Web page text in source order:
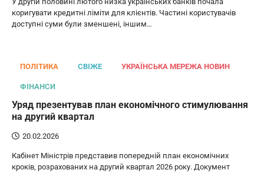
коригувати кредитні ліміти для клієнтів. Частині користувачів
доступні суми були зменшені, іншим…
ПОЛІТИКА СВІЖЕ УКРАЇНСЬКА МЕРЕЖА НОВИН
ФІНАНСИ
Уряд презентував план економічного стимулювання
на другий квартал
20.02.2026
Кабінет Міністрів представив попередній план економічних
кроків, розрахованих на другий квартал 2026 року. Документ